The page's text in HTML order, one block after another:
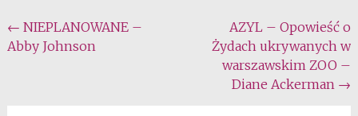
Post
navigation
← NIEPLANOWANE –
Abby Johnson
AZYL – Opowieść o
Żydach ukrywanych w
warszawskim ZOO –
Diane Ackerman →